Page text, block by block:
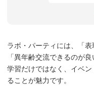
ラボ・パーティには、「表
「異年齢交流できるのが
学習だけではなく、イベ
ることが魅力です。